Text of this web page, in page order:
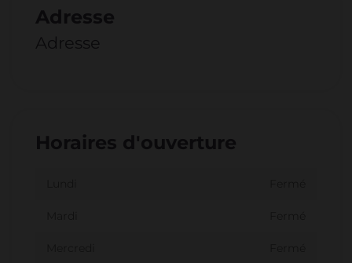
Adresse
Adresse
Horaires d'ouverture